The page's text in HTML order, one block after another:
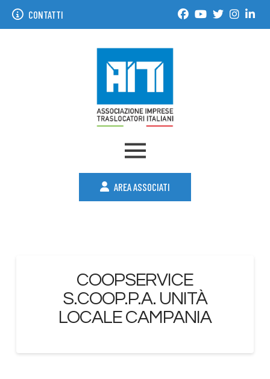
CONTATTI
AREA ASSOCIATI
COOPSERVICE
S.COOP.P.A. UNITÀ
LOCALE CAMPANIA